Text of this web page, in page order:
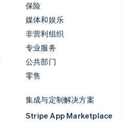
保险
媒体和娱乐
非营利组织
专业服务
公共部门
零售
集成与定制解决方案
Stripe App Marketplace